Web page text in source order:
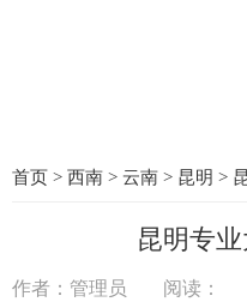
首页 > 西南 > 云南 > 昆明 >
昆明专
作者：管理员 阅读：